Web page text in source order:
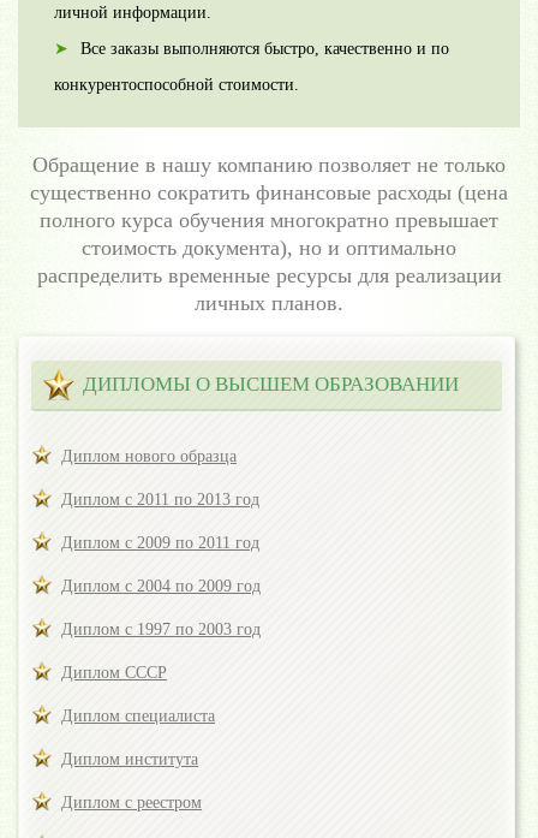
личной информации.
Все заказы выполняются быстро, качественно и по
конкурентоспособной стоимости.
Обращение в нашу компанию позволяет не только
существенно сократить финансовые расходы (цена
полного курса обучения многократно превышает
стоимость документа), но и оптимально
распределить временные ресурсы для реализации
личных планов.
ДИПЛОМЫ О ВЫСШЕМ ОБРАЗОВАНИИ
Диплом нового образца
Диплом с 2011 по 2013 год
Диплом с 2009 по 2011 год
Диплом с 2004 по 2009 год
Диплом с 1997 по 2003 год
Диплом СССР
Диплом специалиста
Диплом института
Диплом с реестром